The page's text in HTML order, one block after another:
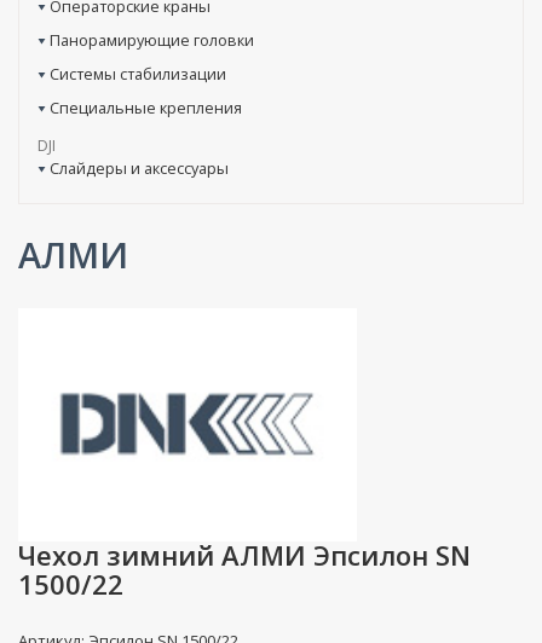
Операторские краны
Панорамирующие головки
Системы стабилизации
Специальные крепления
DJI
Слайдеры и аксессуары
АЛМИ
Чехол зимний АЛМИ Эпсилон SN
1500/22